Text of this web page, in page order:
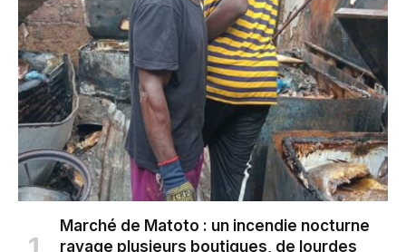
Marché de Matoto : un incendie nocturne
ravage plusieurs boutiques, de lourdes